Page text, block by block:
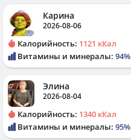
Карина
2026-08-06
Калорийность: 1121 кКал
Витамины и минералы: 94%
Элина
2026-08-04
Калорийность: 1340 кКал
Витамины и минералы: 95%